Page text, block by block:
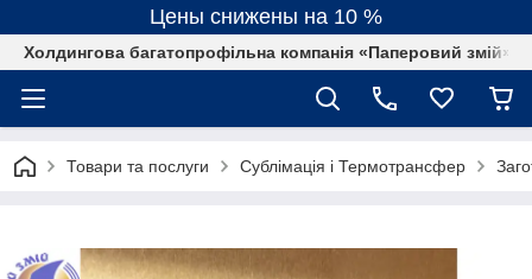
Цены снижены на 10 %
Холдингова багатопрофільна компанія «Паперовий змій»
Товари та послуги Сублімація і Термотрансфер